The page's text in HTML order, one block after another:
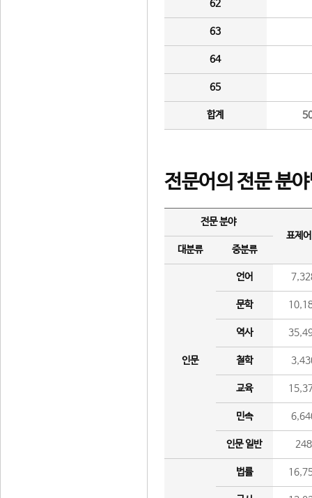
62
63
64
65
합계
전문어의 전문 분
전문 분야
표제
대분류
중분류
인문
언어
문학
역사
철학
교육
민속
인문 일반 248
법률